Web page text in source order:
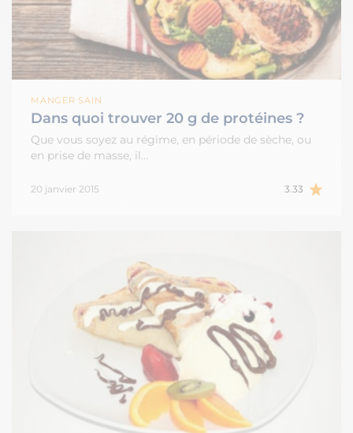
MANGER SAIN
Dans quoi trouver 20 g de protéines ?
Que vous soyez au régime, en période de sèche, ou
en prise de masse, il…
20 janvier 2015 3.33